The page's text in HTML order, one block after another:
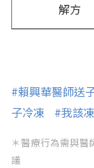
解方
#賴興華醫師送
子冷凍
#我該
＊醫療行為需與醫
議